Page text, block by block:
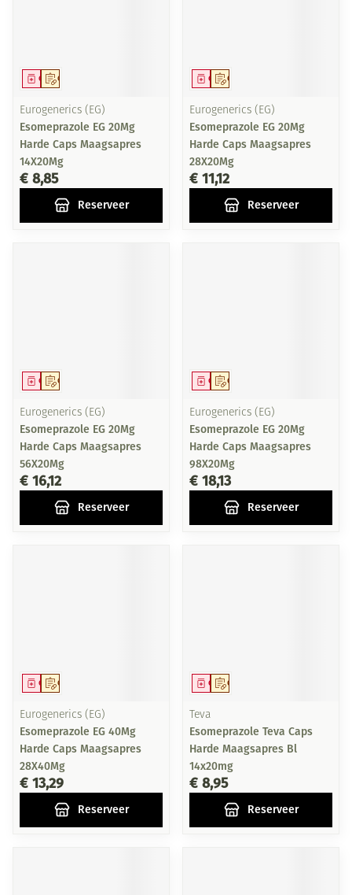
Op voorschrift
Geneesmiddel
Eurogenerics (EG)
Esomeprazole EG 20Mg
Harde Caps Maagsapres
14X20Mg
€ 8,85
Reserveer
Op voorschrift
Geneesmiddel
Eurogenerics (EG)
Esomeprazole EG 20Mg
Harde Caps Maagsapres
28X20Mg
€ 11,12
Reserveer
Op voorschrift
Geneesmiddel
Eurogenerics (EG)
Esomeprazole EG 20Mg
Harde Caps Maagsapres
56X20Mg
€ 16,12
Reserveer
Op voorschrift
Geneesmiddel
Eurogenerics (EG)
Esomeprazole EG 20Mg
Harde Caps Maagsapres
98X20Mg
€ 18,13
Reserveer
Op voorschrift
Geneesmiddel
Eurogenerics (EG)
Esomeprazole EG 40Mg
Harde Caps Maagsapres
28X40Mg
€ 13,29
Reserveer
Op voorschrift
Geneesmiddel
Teva
Esomeprazole Teva Caps
Harde Maagsapres Bl
14x20mg
€ 8,95
Reserveer